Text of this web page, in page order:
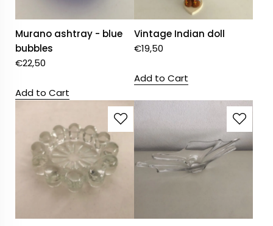
Murano ashtray - blue
bubbles
€22,50
Add to Cart
Vintage Indian doll
€19,50
Add to Cart